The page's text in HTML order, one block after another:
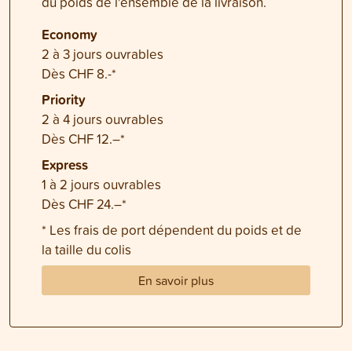
Economy
2 à 3 jours ouvrables
Dès CHF 8.-*
Priority
2 à 4 jours ouvrables
Dès CHF 12.–*
Express
1 à 2 jours ouvrables
Dès CHF 24.–*
* Les frais de port dépendent du poids et de
la taille du colis
En savoir plus